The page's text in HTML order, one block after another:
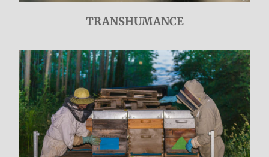
TRANSHUMANCE